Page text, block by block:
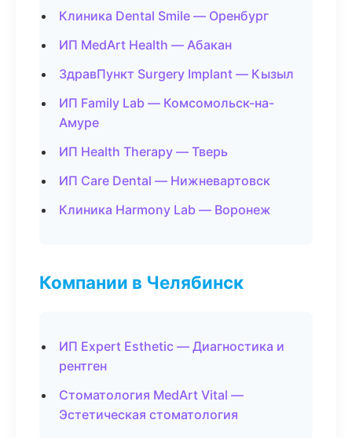
Клиника Dental Smile — Оренбург
ИП MedArt Health — Абакан
ЗдравПункт Surgery Implant — Кызыл
ИП Family Lab — Комсомольск-на-
Амуре
ИП Health Therapy — Тверь
ИП Care Dental — Нижневартовск
Клиника Harmony Lab — Воронеж
Компании в Челябинск
ИП Expert Esthetic — Диагностика и
рентген
Стоматология MedArt Vital —
Эстетическая стоматология